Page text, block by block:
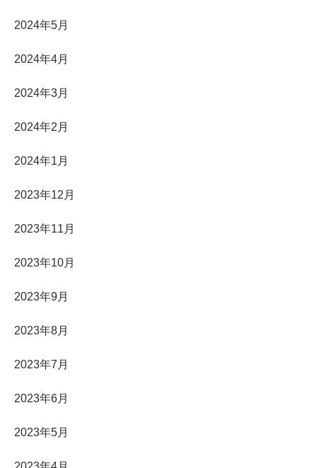
2024年5月
2024年4月
2024年3月
2024年2月
2024年1月
2023年12月
2023年11月
2023年10月
2023年9月
2023年8月
2023年7月
2023年6月
2023年5月